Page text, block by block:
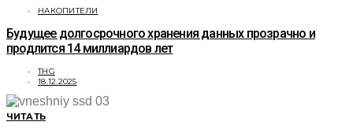
НАКОПИТЕЛИ
Будущее долгосрочного хранения данных прозрачно и
продлится 14 миллиардов лет
THG
18.12.2025
ЧИТАТЬ